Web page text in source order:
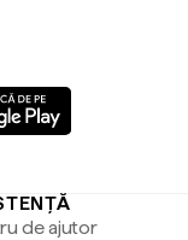
de ajutor